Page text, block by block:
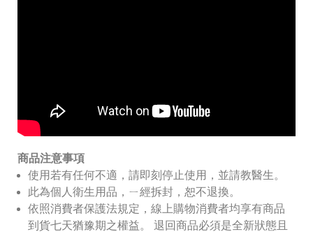
商品注意事項
使用若有任何不適，請即刻停止使用，並請教醫生。
此為個人衛生用品，ㄧ經拆封，恕不退換。
依照消費者保護法規定，線上購物消費者均享有商品
到貨七天猶豫期之權益。 退回商品必須是全新狀態且